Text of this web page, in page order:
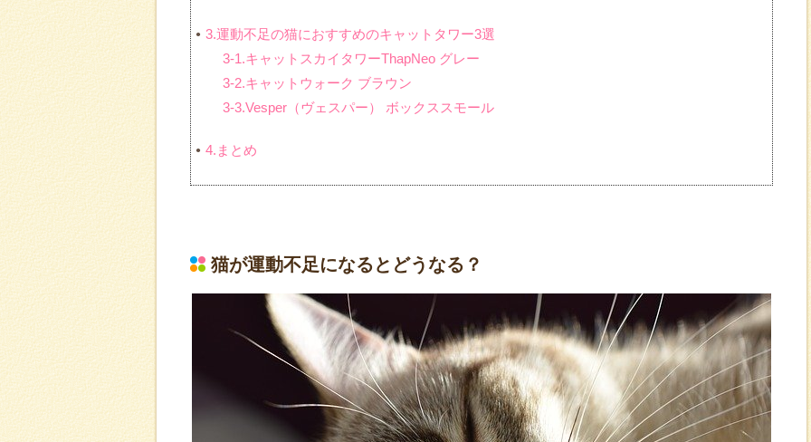
3.運動不足の猫におすすめのキャットタワー3選
3-1.キャットスカイタワーThapNeo グレー
3-2.キャットウォーク ブラウン
3-3.Vesper（ヴェスパー） ボックススモール
4.まとめ
猫が運動不足になるとどうなる？